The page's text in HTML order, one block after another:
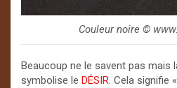
Couleur noire ©️
Beaucoup ne le savent pas mais
symbolise le DÉSIR. Cela signifie «